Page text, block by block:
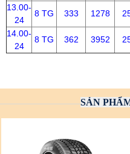
13.00-
24
8 TG 333 1278
14.00-
24
8 TG 362 3952
SẢN